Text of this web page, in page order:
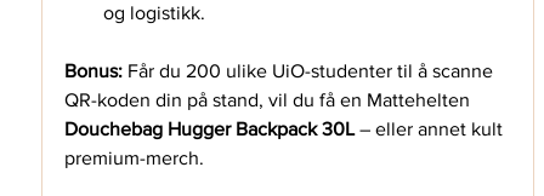
og logistikk.
Bonus: Får du 200 ulike UiO-studenter til å scanne
QR-koden din på stand, vil du få en Mattehelten
Douchebag Hugger Backpack 30L – eller annet kult
premium-merch.